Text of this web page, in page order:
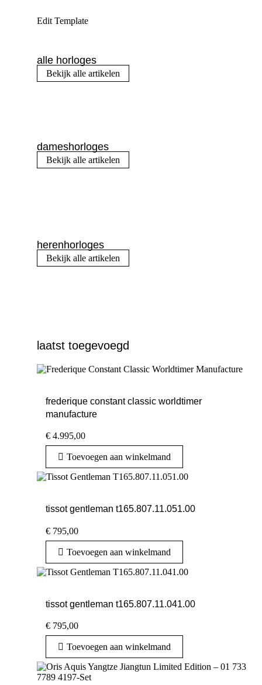
Edit Template
alle horloges
Bekijk alle artikelen
dameshorloges
Bekijk alle artikelen
herenhorloges
Bekijk alle artikelen
laatst toegevoegd
frederique constant classic worldtimer
manufacture
€ 4.995,00
Toevoegen aan winkelmand
tissot gentleman t165.807.11.051.00
€ 795,00
Toevoegen aan winkelmand
tissot gentleman t165.807.11.041.00
€ 795,00
Toevoegen aan winkelmand